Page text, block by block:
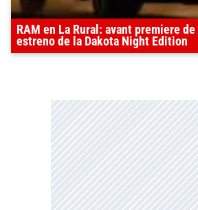
RAM en La Rural: avant premiere
estreno de la Dakota Night Edition